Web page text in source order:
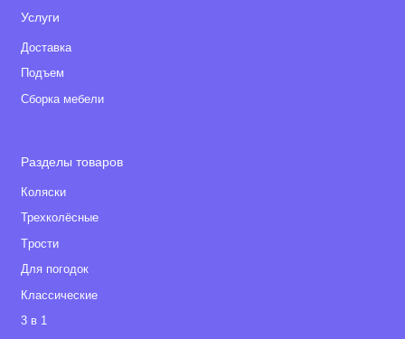
Услуги
Доставка
Подъем
Сборка мебели
Разделы товаров
Коляски
Трехколёсные
Tрости
Для погодок
Классические
3 в 1